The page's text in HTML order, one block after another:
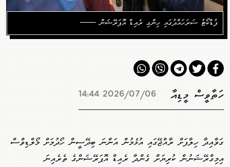
ފުޑްކޯޓު ސަރަހައްދުގައި ހިންގި ރެއިޑް އޮޕަރޭޝަން ——
ހަތާވީސް މީޑިއާ 2026/07/06 14:44
ގަވާއިދާ ހިލާފަށް ރާއްޖޭގައި އުޅެމުން އަންނަ ބިދޭސީން ހޯދުމަށް މޯލްޑިވްސް
އިމިގްރޭޝަނުން ކުރިޔަށް ގެންދާ ރެއިޑް އޮޕަރޭޝަންގެ ތެރެއިނަ